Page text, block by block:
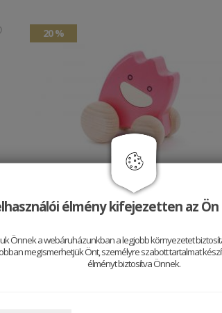
20 %
Az én szellemem
3343.52 HUF4179.4 HUF
élmény kifejezetten az
Önnek a webáruházunkban a legjobb környezetet
megismerhetjük Önt, személyre szabott tartalmat
élményt biztosítva Önnek.